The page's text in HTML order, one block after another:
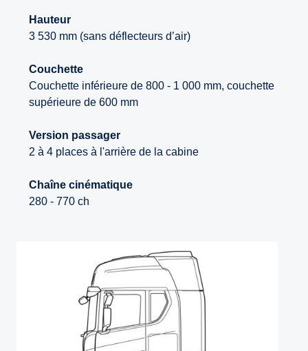
Hauteur
3 530 mm (sans déflecteurs d’air)
Couchette
Couchette inférieure de 800 - 1 000 mm, couchette
supérieure de 600 mm
Version passager
2 à 4 places à l'arrière de la cabine
Chaîne cinématique
280 - 770 ch